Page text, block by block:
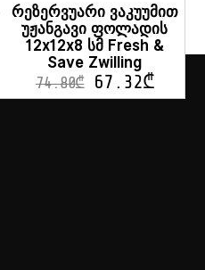
რეზერვუარი ვაკუუმით
უჟანგავი ფოლადის
12x12x8 სმ Fresh &
Save Zwilling
74.80₾ 67.32₾